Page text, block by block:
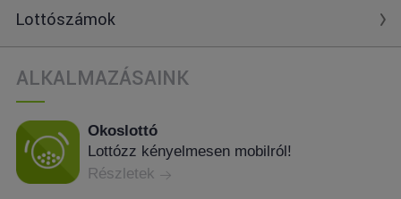
Lottószámok
ALKALMAZÁSAINK
Okoslottó
Lottózz kényelmesen mobilról!
Részletek